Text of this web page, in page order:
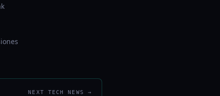
NEXT TECH NEWS →